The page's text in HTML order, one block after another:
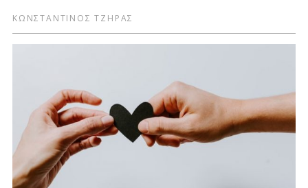
ΚΩΝΣΤΑΝΤΙΝΟΣ ΤΖΗΡΑΣ